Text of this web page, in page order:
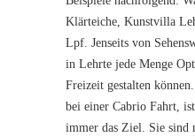
Klärteiche, Kunstvilla
Lpf. Jenseits von
in Lehrte jede Menge
Freizeit gestalten
bei einer Cabrio Fahrt,
immer das Ziel. Sie sind